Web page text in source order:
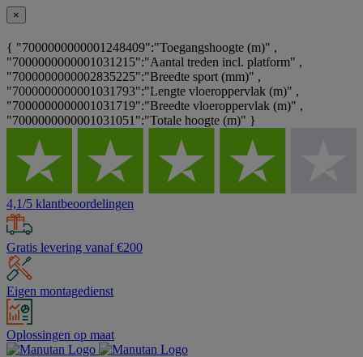
×
{ "7000000000001248409":"Toegangshoogte (m)" ,
"7000000000001031215":"Aantal treden incl. platform" ,
"7000000000002835225":"Breedte sport (mm)" ,
"7000000000001031793":"Lengte vloeroppervlak (m)" ,
"7000000000001031719":"Breedte vloeroppervlak (m)" ,
"7000000000001031051":"Totale hoogte (m)" }
4,1/5 klantbeoordelingen
Gratis levering vanaf €200
Eigen montagedienst
Oplossingen op maat